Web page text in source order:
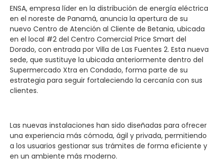
ENSA, empresa líder en la distribución de energía eléctrica
en el noreste de Panamá, anuncia la apertura de su
nuevo Centro de Atención al Cliente de Betania, ubicada
en el local #2 del Centro Comercial Price Smart del
Dorado, con entrada por Villa de Las Fuentes 2. Esta nueva
sede, que sustituye la ubicada anteriormente dentro del
Supermercado Xtra en Condado, forma parte de su
estrategia para seguir fortaleciendo la cercanía con sus
clientes.
Las nuevas instalaciones han sido diseñadas para ofrecer
una experiencia más cómoda, ágil y privada, permitiendo
a los usuarios gestionar sus trámites de forma eficiente y
en un ambiente más moderno.